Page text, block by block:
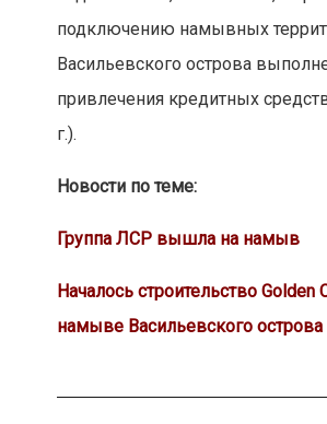
подключению намывных
Васильевского острова
привлечения кредитных
г.).
Новости по теме:
Группа ЛСР вышла на намыв
Началось строительство Golden
намыве Васильевского острова